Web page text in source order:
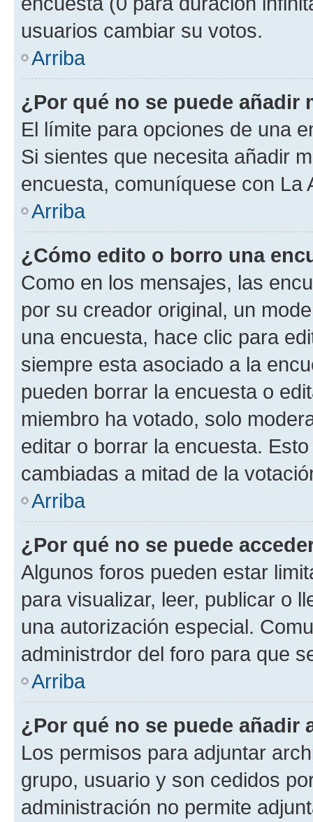
usuarios cambiar su votos.
Arriba
¿Por qué no se puede añadir
El límite para opciones de una
Si sientes que necesita añadir
encuesta, comuníquese con La
Arriba
¿Cómo edito o borro una
Como en los mensajes, las
por su creador original, un
una encuesta, hace clic para
siempre esta asociado a la
pueden borrar la encuesta o
miembro ha votado, solo
editar o borrar la encuesta.
cambiadas a mitad de la
Arriba
¿Por qué no se puede
Algunos foros pueden estar
para visualizar, leer, publicar o
una autorización especial.
administrdor del foro para que
Arriba
¿Por qué no se puede añadir
Los permisos para adjuntar
grupo, usuario y son cedidos
administración no permite